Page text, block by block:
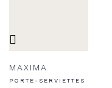
MAXIMA
PORTE-SERVIETTES